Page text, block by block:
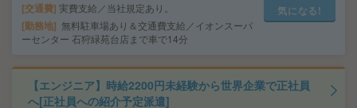
交通費 実費支給／当社規定あり。
勤務地 無料駐車場あり＆交通費支給／イオンスーパ
ーセンター 石狩緑苑台店まで車で14分
気になる!
【エンジニア】時給2200円未経験から世界企業で正社員
へ[正社員への紹介予定派遣]